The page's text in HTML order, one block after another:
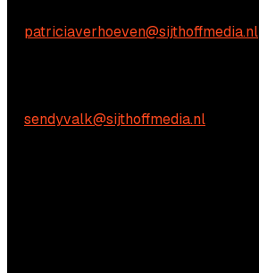
patriciaverhoeven@sijthoffmedia.nl
sendyvalk@sijthoffmedia.nl